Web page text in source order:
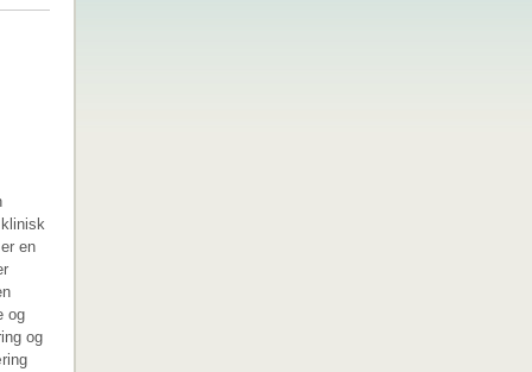
en
og
og